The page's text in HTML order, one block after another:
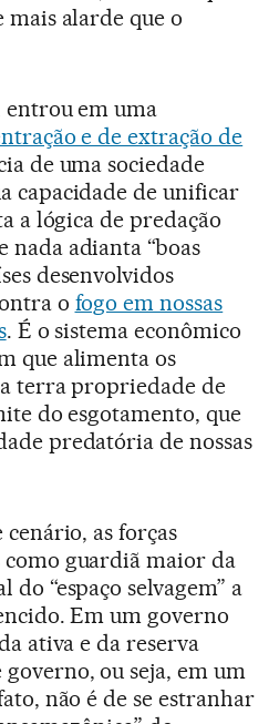
mais alarde que o
em uma
e de extração de
de uma sociedade
capacidade de unificar
a lógica de predação
nada adianta “boas
desenvolvidos
o fogo em nossas
. É o sistema econômico
que alimenta os
terra propriedade de
do esgotamento, que
predatória de nossas
cenário, as forças
guardiã maior da
“espaço selvagem” a
Em um governo
ativa e da reserva
ou seja, em um
não é de se estranhar